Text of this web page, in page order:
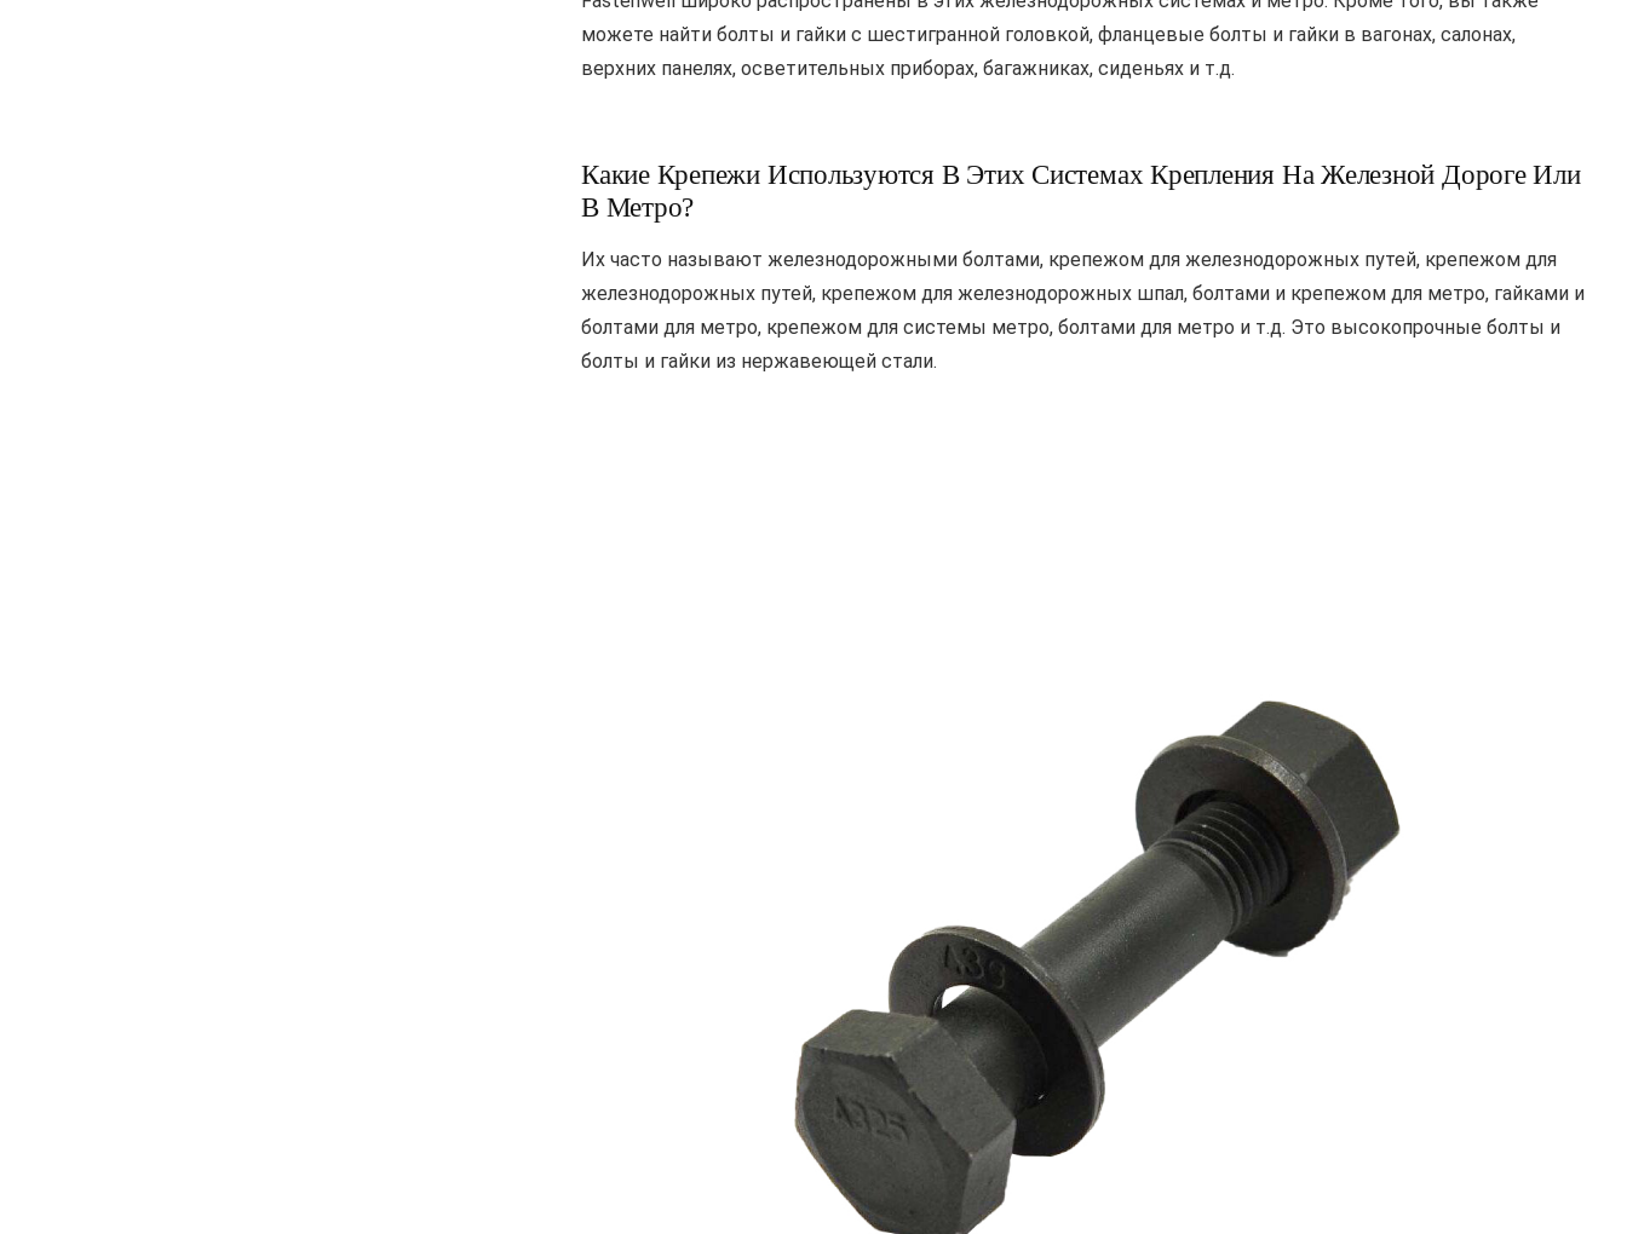
можете найти болты и гайки с шестигранной головкой, фланцевые болты и гайки в вагонах, салонах,
верхних панелях, осветительных приборах, багажниках, сиденьях и т.д.
Какие Крепежи Используются В Этих Системах Крепления На Железной Дороге Или
В Метро?
Их часто называют железнодорожными болтами, крепежом для железнодорожных путей, крепежом для
железнодорожных путей, крепежом для железнодорожных шпал, болтами и крепежом для метро, гайками и
болтами для метро, крепежом для системы метро, болтами для метро и т.д. Это высокопрочные болты и
болты и гайки из нержавеющей стали.